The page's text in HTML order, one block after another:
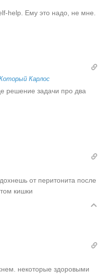
help. Ему это надо, не мне.
Карлос
решение задачи про два
от перитонита после
кишки
некоторые здоровыми